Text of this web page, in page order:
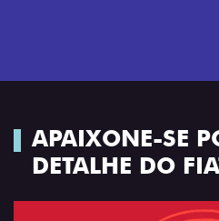
APAIXONE-SE
DETALHE DO